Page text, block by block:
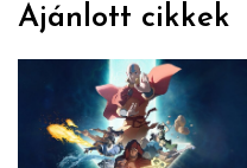
Ajánlott cikkek